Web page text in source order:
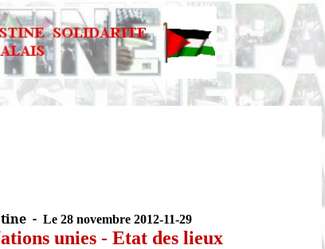
- Le 28 novembre 2012-11-29
unies - Etat des lieux